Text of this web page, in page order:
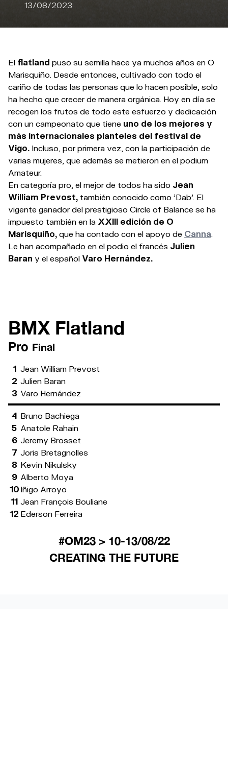
13/08/2023
El flatland puso su semilla hace ya muchos años en O
Marisquiño. Desde entonces, cultivado con todo el
cariño de todas las personas que lo hacen posible, solo
ha hecho que crecer de manera orgánica. Hoy en día se
recogen los frutos de todo este esfuerzo y dedicación
con un campeonato que tiene uno de los mejores y
más internacionales planteles del festival de
Vigo. Incluso, por primera vez, con la participación de
varias mujeres, que además se metieron en el podium
Amateur.
En categoría pro, el mejor de todos ha sido Jean
William Prevost, también conocido como 'Dab'. El
vigente ganador del prestigioso Circle of Balance se ha
impuesto también en la XXIII edición de O
Marisquiño, que ha contado con el apoyo de Canna
Le han acompañado en el podio el francés Julien
Baran y el español Varo Hernández.
BMX Flatland
Pro Final
1 Jean William Prevost
2 Julien Baran
3 Varo Hernández
4 Bruno Bachiega
5 Anatole Rahain
6 Jeremy Brosset
7 Joris Bretagnolles
8 Kevin Nikulsky
9 Alberto Moya
10 Iñigo Arroyo
11 Jean François Bouliane
12 Ederson Ferreira
#OM23 > 10-13/08/22
CREATING THE FUTURE